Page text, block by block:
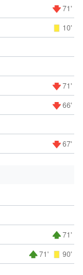
71'
10'
71'
66'
67'
71'
71' 90'